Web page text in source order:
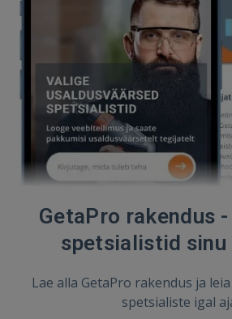
GetaPro rakendus
spetsialistid sinu
Lae alla GetaPro rakendus ja
spetsialiste igal